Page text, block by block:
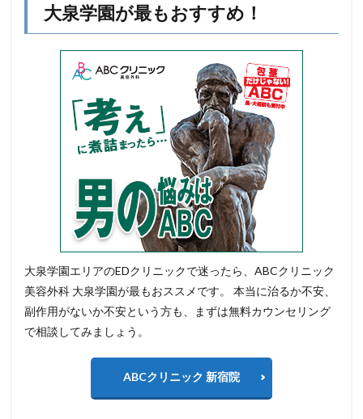
大泉学園が最もおすすめ！
大泉学園エリアのEDクリニックで迷ったら、ABCクリニック
美容外科 大泉学園が最もおススメです。 本当に治るか不安、
副作用がないか不安という方も、まずは無料カウンセリング
で相談してみましょう。
ABCクリニック 新宿院